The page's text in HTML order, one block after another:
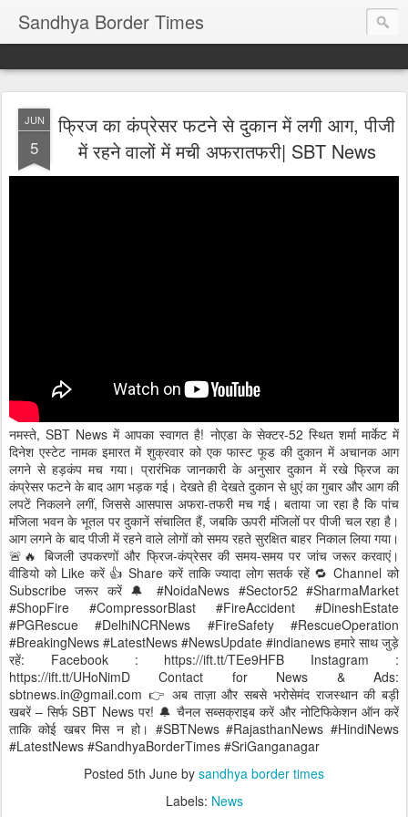
Sandhya Border Times
JUN
5
फ्रिज का कंप्रेसर फटने से दुकान में लगी आग, पीजी
में रहने वालों में मची अफरातफरी| SBT News
नमस्ते, SBT News में आपका स्वागत है! नोएडा के सेक्टर-52 स्थित शर्मा मार्केट में
दिनेश एस्टेट नामक इमारत में शुक्रवार को एक फास्ट फूड की दुकान में अचानक आग
लगने से हड़कंप मच गया। प्रारंभिक जानकारी के अनुसार दुकान में रखे फ्रिज का
कंप्रेसर फटने के बाद आग भड़क गई। देखते ही देखते दुकान से धुएं का गुबार और आग की
लपटें निकलने लगीं, जिससे आसपास अफरा-तफरी मच गई। बताया जा रहा है कि पांच
मंजिला भवन के भूतल पर दुकानें संचालित हैं, जबकि ऊपरी मंजिलों पर पीजी चल रहा है।
आग लगने के बाद पीजी में रहने वाले लोगों को समय रहते सुरक्षित बाहर निकाल लिया गया।
🚨🔥 बिजली उपकरणों और फ्रिज-कंप्रेसर की समय-समय पर जांच जरूर करवाएं।
वीडियो को Like करें 👍 Share करें ताकि ज्यादा लोग सतर्क रहें 🔁 Channel को
Subscribe जरूर करें 🔔 #NoidaNews #Sector52 #SharmaMarket
#ShopFire #CompressorBlast #FireAccident #DineshEstate
#PGRescue #DelhiNCRNews #FireSafety #RescueOperation
#BreakingNews #LatestNews #NewsUpdate #indianews हमारे साथ जुड़े
रहें: Facebook : https://ift.tt/TEe9HFB Instagram :
https://ift.tt/UHoNimD Contact for News & Ads:
sbtnews.in@gmail.com 👉 अब ताज़ा और सबसे भरोसेमंद राजस्थान की बड़ी
खबरें – सिर्फ SBT News पर! 🔔 चैनल सब्सक्राइब करें और नोटिफिकेशन ऑन करें
ताकि कोई खबर मिस न हो। #SBTNews #RajasthanNews #HindiNews
#LatestNews #SandhyaBorderTimes #SriGanganagar
Posted 5th June by sandhya border times
Labels: News